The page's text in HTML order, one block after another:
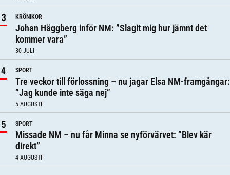
KRÖNIKOR
Johan Häggberg inför NM: ”Slagit mig hur jämnt det
kommer vara”
30 JULI
SPORT
Tre veckor till förlossning – nu jagar Elsa NM-framgångar:
”Jag kunde inte säga nej”
5 AUGUSTI
SPORT
Missade NM – nu får Minna se nyförvärvet: ”Blev kär
direkt”
4 AUGUSTI